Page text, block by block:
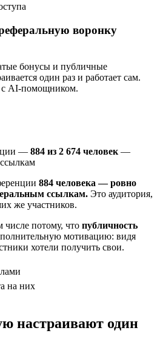
воронку
бонусы и публичные
один раз и работает сам.
AI-помощником.
— 884 из 2 674 человек —
884 человека — ровно
ссылкам. Это аудитория,
же участников.
числе потому, что публичность
мотивацию: видя
хотели получить свои.
на них
настраивают один